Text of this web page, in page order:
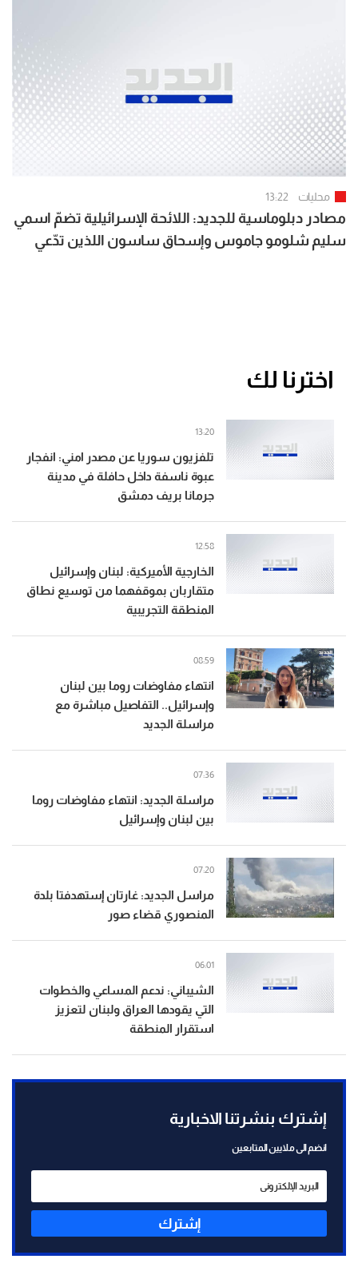
محليات 13:22
مصادر دبلوماسية للجديد: اللائحة الإسرائيلية تضمّ اسمي
سليم شلومو جاموس وإسحاق ساسون اللذين تدّعي
اخترنا لك
تلفزيون سوريا عن مصدر امني: انفجار
عبوة ناسفة داخل حافلة في مدينة
جرمانا بريف دمشق
13:20
‏الخارجية الأميركية: لبنان وإسرائيل
متقاربان بموقفهما من توسيع نطاق
المنطقة التجريبية
12:58
انتهاء مفاوضات روما بين لبنان
وإسرائيل.. التفاصيل مباشرة مع
مراسلة الجديد
08:59
مراسلة الجديد: انتهاء مفاوضات روما
بين لبنان وإسرائيل
07:36
مراسل الجديد: غارتان إستهدفتا بلدة
المنصوري قضاء صور
07:20
الشيباني: ندعم المساعي والخطوات
التي يقودها العراق ولبنان لتعزيز
استقرار المنطقة
06:01
إشترك بنشرتنا الاخبارية
انضم الى ملايين المتابعين
إشترك